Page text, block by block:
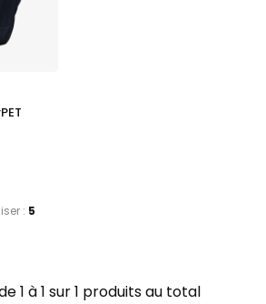
: 5
1 à 1 sur 1 produits au total